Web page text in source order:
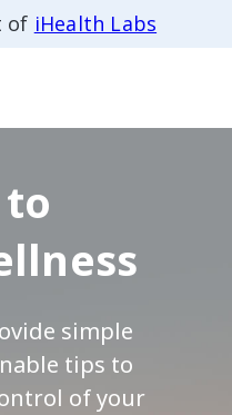
of iHealth Labs
to
simple
tips to
of your